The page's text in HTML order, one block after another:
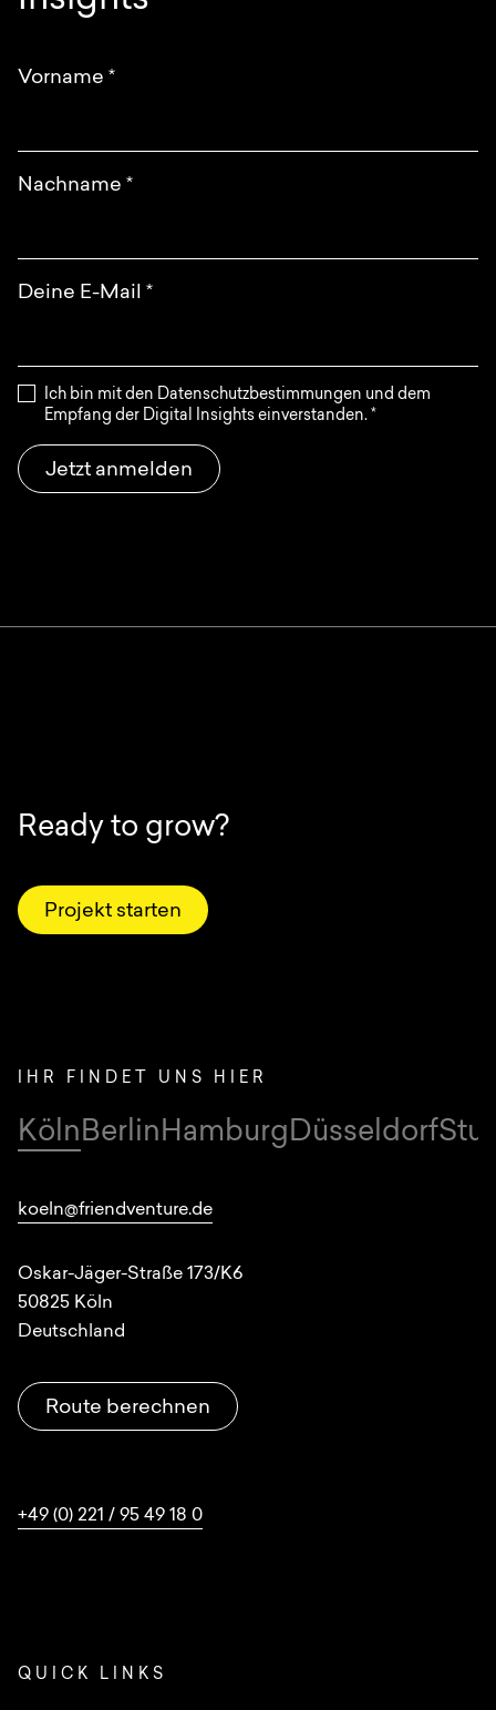
Vorname *
Nachname *
Deine E-Mail *
Ich bin mit den Datenschutzbestimmungen und dem
Empfang der Digital Insights einverstanden. *
Jetzt anmelden
Ready to grow?
Projekt starten
IHR FINDET UNS HIER
Standorte
KölnBerlinHamburgDüsseldorf
koeln@friendventure.de
Oskar-Jäger-Straße 173/K6
50825 Köln
Deutschland
Route berechnen
+49 (0) 221 / 95 49 18 0
QUICK LINKS